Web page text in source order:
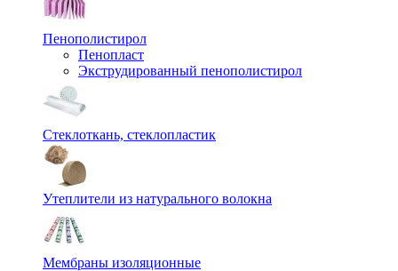
Пенополистирол
Пенопласт
Экструдированный пенополистирол
Стеклоткань, стеклопластик
Утеплители из натурального волокна
Мембраны изоляционные